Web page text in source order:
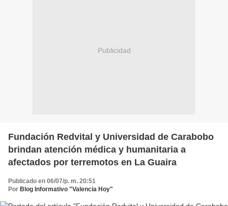
Publicidad
Fundación Redvital y Universidad de Carabobo
brindan atención médica y humanitaria a
afectados por terremotos en La Guaira
Publicado en 06/07/p. m. 20:51
Por Blog Informativo "Valencia Hoy"